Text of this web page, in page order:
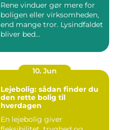
Rene vinduer gør mere for
boligen eller virksomheden,
end mange tror. Lysindfaldet
bliver bed...
10. Jun
Lejebolig: sådan finder du
den rette bolig til
hverdagen
En lejebolig giver